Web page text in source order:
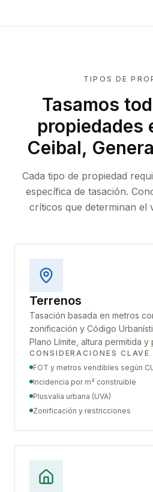
TIPOS DE
Tasamos
propiedades
Ceibal,
Cada tipo de propiedad
específica de tasación.
críticos que determinan el
Terrenos
Tasación basada en metros
zonificación y Código
Plano Límite, altura permitida y
CONSIDERACIONES CLAVE
FOT y metros vendibles según
Incidencia por m² construible
Plusvalía urbana (UVA)
Zonificación y restricciones